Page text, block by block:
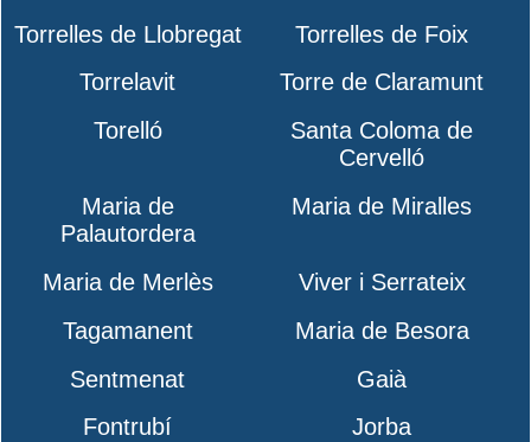
Torrelles de Llobregat
Torrelles de Foix
Torrelavit
Torre de Claramunt
Torelló
Santa Coloma de
Cervelló
Maria de
Palautordera
Maria de Miralles
Maria de Merlès
Viver i Serrateix
Tagamanent
Maria de Besora
Sentmenat
Gaià
Fontrubí
Jorba